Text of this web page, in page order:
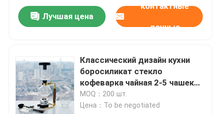
Лучшая цена
контактные
данные
Классический дизайн кухни
боросиликат стекло
кофеварка чайная 2-5 чашек
сифон кофеварка для
профессиональной кофеварки
MOQ：200 шт.
Цена：To be negotiated